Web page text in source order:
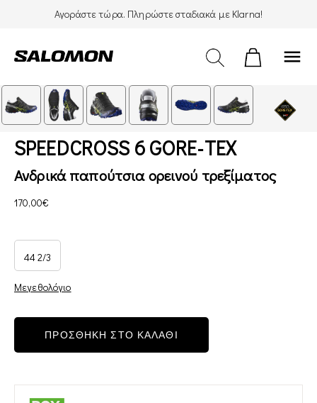
Αγοράστε τώρα. Πληρώστε σταδιακά με Klarna!
menu
SPEEDCROSS 6 GORE-TEX
Ανδρικά παπούτσια ορεινού τρεξίματος
170,00€
44 2/3
Μεγεθολόγιο
ΠΡΟΣΘΗΚΗ ΣΤΟ ΚΑΛΑΘΙ